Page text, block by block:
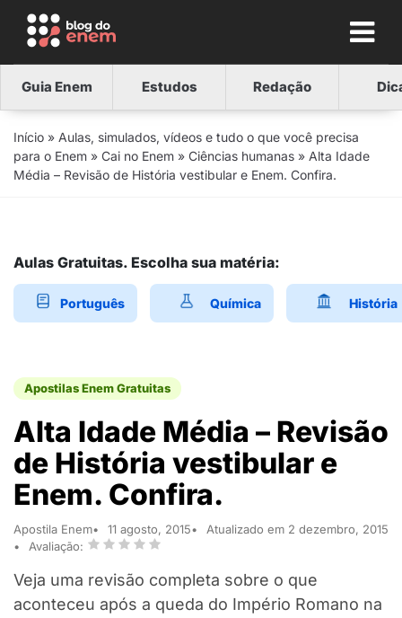
Guia Enem Estudos Redação
Início » Aulas, simulados, vídeos e tudo o que você precisa
para o Enem » Cai no Enem » Ciências humanas » Alta Idade
Média – Revisão de História vestibular e Enem. Confira.
Aulas Gratuitas. Escolha sua matéria:
Português Química História
Apostilas Enem Gratuitas
Alta Idade Média – Revisão
de História vestibular e
Enem. Confira.
Apostila Enem 11 agosto, 2015
Atualizado em 2 dezembro, 2015
Avaliação:
Veja uma revisão completa sobre o que
aconteceu após a queda do Império Romano na